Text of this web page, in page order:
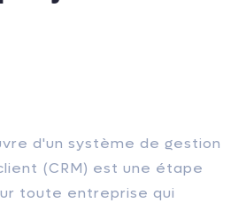
d'un système de gestion
(CRM) est une étape
toute entreprise qui